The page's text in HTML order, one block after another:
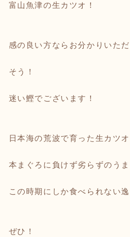
富山魚津の生カツオ！
感の良い方ならお分かりいた
そう！
迷い鰹でございます！
日本海の荒波で育った生カツオ
本まぐろに負けず劣らずのうま
この時期にしか食べられない逸
ぜひ！